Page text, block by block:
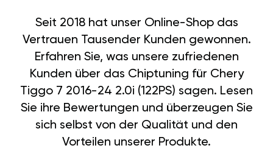
Seit 2018 hat unser Online-Shop das
Vertrauen Tausender Kunden gewonnen.
Erfahren Sie, was unsere zufriedenen
Kunden über das Chiptuning für Chery
Tiggo 7 2016-24 2.0i (122PS) sagen. Lesen
Sie ihre Bewertungen und überzeugen Sie
sich selbst von der Qualität und den
Vorteilen unserer Produkte.